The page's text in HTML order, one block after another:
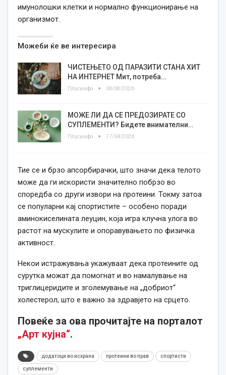
имунолошки клетки и нормално функционирање на
организмот.
Можеби ќе ве интересира
ЧИСТЕЊЕТО ОД ПАРАЗИТИ СТАНА ХИТ
НА ИНТЕРНЕТ Мит, потреба…
Плусинфо 06/08/2026
МОЖЕ ЛИ ДА СЕ ПРЕДОЗИРАТЕ СО
СУПЛЕМЕНТИ? Бидете внимателни…
Плусинфо 17/04/2026
Тие се и брзо апсорбирачки, што значи дека телото
може да ги искористи значително побрзо во
споредба со други извори на протеини. Токму затоа
се популарни кај спортистите – особено поради
аминокиселината леуцин, која игра клучна улога во
растот на мускулите и опоравувањето по физичка
активност.
Некои истражувања укажуваат дека протеините од
сурутка можат да помогнат и во намалување на
триглицеридите и зголемување на „добриот“
холестерол, што е важно за здравјето на срцето.
Повеќе за ова прочитајте на порталот
„Арт кујна“.
додатоци во исхрана протеини во прав спортисти
суплементи